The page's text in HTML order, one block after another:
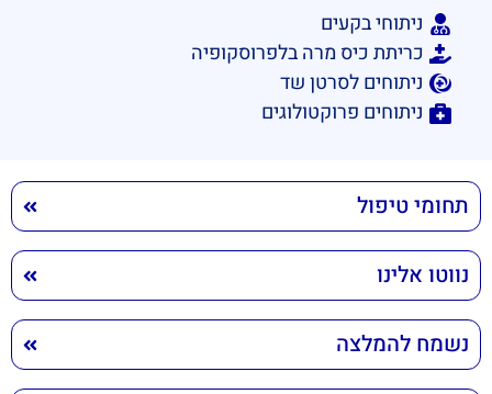
ניתוחי בקעים
כריתת כיס מרה בלפרוסקופיה
ניתוחים לסרטן שד
ניתוחים פרוקטולוגים
תחומי טיפול
נווטו אלינו
נשמח להמלצה